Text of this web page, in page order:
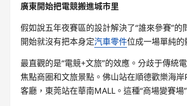
廣東開始把電競搬進城市里
假如說五年夜賽區的設計解決了“誰來參賽”
開始就沒有把本身定汽車零件位成一場單純
最直觀的是“電競+文旅”的效應。分歧于傳統
焦點商圈和文旅景點。佛山站在順德歡樂海
客廳，東莞站在華南MALL。這種“商場變賽